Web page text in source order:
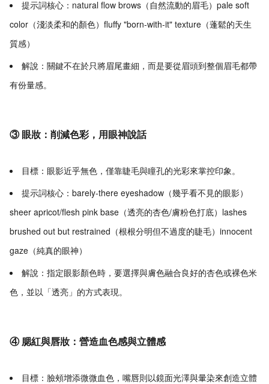
提示詞核心：natural flow brows（自然流動的眉毛）pale soft
color（淺淡柔和的顏色）fluffy "born-with-it" texture（蓬鬆的天生
質感）
解說：關鍵不在於只將眉尾畫細，而是要從眉頭到整個眉毛都帶
有份量感。
③ 眼妝：削減色彩，用眼神說話
目標：眼影近乎無色，僅靠睫毛與瞳孔的光彩來掌控印象。
提示詞核心：barely-there eyeshadow（幾乎看不見的眼影）
sheer apricot/flesh pink base（透亮的杏色/膚粉色打底）lashes
brushed out but restrained（根根分明但不過度的睫毛）innocent
gaze（純真的眼神）
解說：指定眼影顏色時，要選擇與膚色融合良好的杏色或裸色米
色，並以「透亮」的方式表現。
④ 腮紅與唇妝：營造血色感與立體感
目標：臉頰增添微微血色，嘴唇則以鏡面光澤與暈染來創造立體